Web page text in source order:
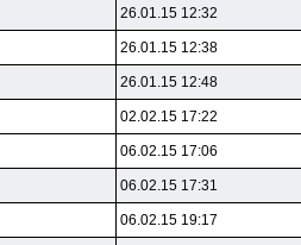
26.01.15 12:32
26.01.15 12:38
26.01.15 12:48
02.02.15 17:22
06.02.15 17:06
06.02.15 17:31
06.02.15 19:17